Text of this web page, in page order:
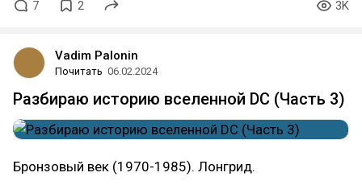
7 2 3K
Vadim Palonin
Почитать 06.02.2024
Разбираю историю вселенной DC (Часть 3)
Бронзовый век (1970-1985). Лонгрид.